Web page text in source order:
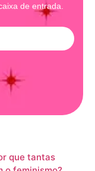
de entrada.
que tantas